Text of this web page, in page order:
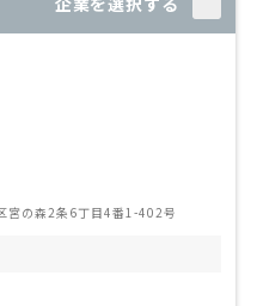
宮の森2条6丁目4番1-402号